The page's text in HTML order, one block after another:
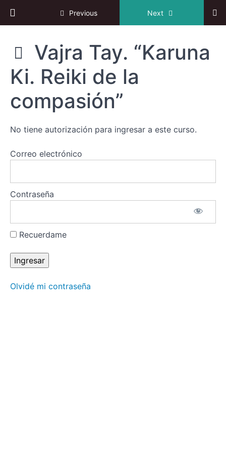
Return to course: II Congreso Online de Reiki
Previous Next
Congreso
Online de
Reiki
Fortaleciendo
enseñanza
Usui
Reiki
Diversas
aplicaciones
del
del
Vajra Tay. “Karuna
Ki. Reiki de la
compasión”
No tiene autorización para ingresar a este curso.
Correo electrónico
Contraseña
Recuerdame
Olvidé mi contraseña